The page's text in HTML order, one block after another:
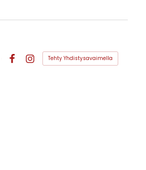
Instagram
Tehty Yhdistysavaimella